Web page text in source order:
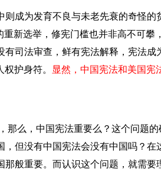
成为发育不良与未老先衰的奇怪的
重新选举，修宪门槛也并非高不可攀
司法审查，鲜有宪法解释，宪法成
护身符。
显然，中国宪法和美国宪
那么，中国宪法重要么？这个问题的
但没有中国宪法会没有中国吗？在
般重要。而认识这个问题，就需要